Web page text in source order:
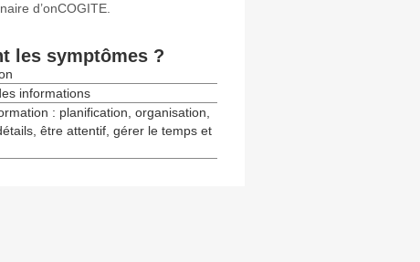
d’onCOGITE.
les symptômes ?
informations
: planification, organisation,
être attentif, gérer le temps et